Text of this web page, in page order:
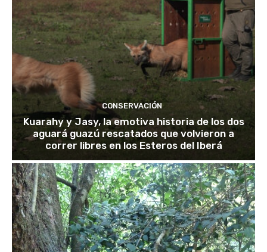
CONSERVACIÓN
Kuarahy y Jasy, la emotiva historia de los dos
aguará guazú rescatados que volvieron a
correr libres en los Esteros del Iberá